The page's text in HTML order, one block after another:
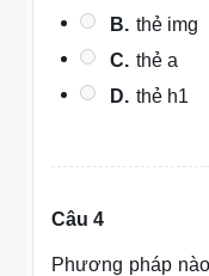
B. thẻ img
C. thẻ a
D. thẻ h1
Câu 4
Phương pháp